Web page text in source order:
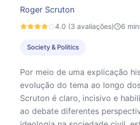
Roger Scruton
4.0 (3 avaliações) 6
Society & Politics
Por meio de uma explicação
evolução do tema ao longo
Scruton é claro, incisivo e
ao debate diferentes